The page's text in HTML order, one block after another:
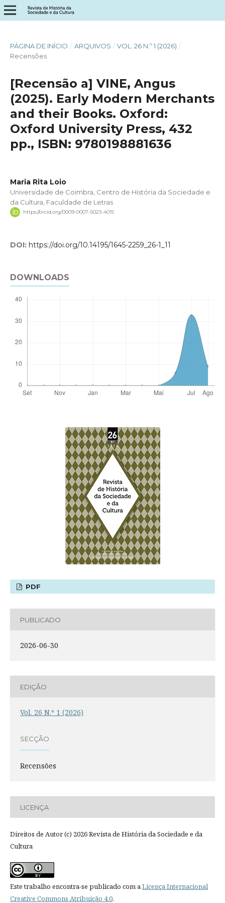
PÁGINA DE INÍCIO / ARQUIVOS / VOL. 26 N.º 1 (2026) /
Recensões
[Recensão a] VINE, Angus
(2025). Early Modern Merchants
and their Books. Oxford:
Oxford University Press, 432
pp., ISBN: 9780198881636
Maria Rita Loio
Universidade de Coimbra, Centro de História da Sociedade e
da Cultura, Faculdade de Letras
https://orcid.org/0009-0007-5023-4015
DOI: https://doi.org/10.14195/1645-2259_26-1_11
DOWNLOADS
PDF
PUBLICADO
2026-06-30
EDIÇÃO
Vol. 26 N.º 1 (2026)
SECÇÃO
Recensões
LICENÇA
Direitos de Autor (c) 2026 Revista de História da Sociedade e da
Cultura
Este trabalho encontra-se publicado com aLicença Internacional
Creative Commons Atribuição 4.0.